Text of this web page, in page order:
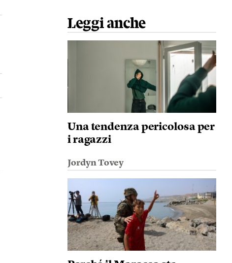
Leggi anche
Una tendenza pericolosa per
i ragazzi
Jordyn Tovey